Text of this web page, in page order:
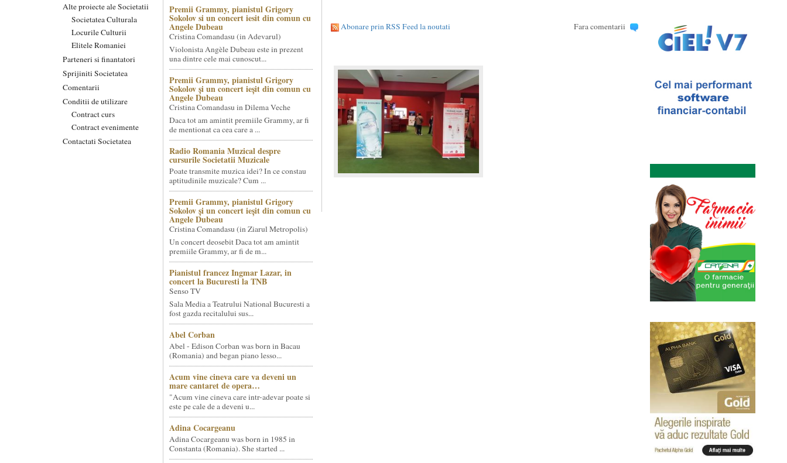
Alte proiecte ale Societatii
Societatea Culturala
Locurile Culturii
Elitele Romaniei
Parteneri si finantatori
Sprijiniti Societatea
Comentarii
Conditii de utilizare
Contract curs
Contract evenimente
Contactati Societatea
Premii Grammy, pianistul Grigory
Sokolov si un concert iesit din comun cu
Angele Dubeau
Cristina Comandasu (in Adevarul)
Violonista Angèle Dubeau este in prezent
una dintre cele mai cunoscut...
Premii Grammy, pianistul Grigory
Sokolov și un concert ieșit din comun cu
Angele Dubeau
Cristina Comandasu in Dilema Veche
Daca tot am amintit premiile Grammy, ar fi
de mentionat ca cea care a ...
Radio Romania Muzical despre
cursurile Societatii Muzicale
Poate transmite muzica idei? In ce constau
aptitudinile muzicale? Cum ...
Premii Grammy, pianistul Grigory
Sokolov și un concert ieșit din comun cu
Angele Dubeau
Cristina Comandasu (in Ziarul Metropolis)
Un concert deosebit Daca tot am amintit
premiile Grammy, ar fi de m...
Pianistul francez Ingmar Lazar, in
concert la Bucuresti la TNB
Senso TV
Sala Media a Teatrului National Bucuresti a
fost gazda recitalului sus...
Abel Corban
Abel - Edison Corban was born in Bacau
(Romania) and began piano lesso...
Acum vine cineva care va deveni un
mare cantaret de opera…
"Acum vine cineva care intr-adevar poate si
este pe cale de a deveni u...
Adina Cocargeanu
Adina Cocargeanu was born in 1985 in
Constanta (Romania). She started ...
Abonare prin RSS Feed la noutati Fara comentarii